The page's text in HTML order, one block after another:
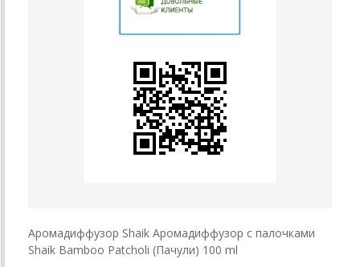
Аромадиффузор Shaik Аромадиффузор с палочками
Shaik Bamboo Patcholi (Пачули) 100 ml